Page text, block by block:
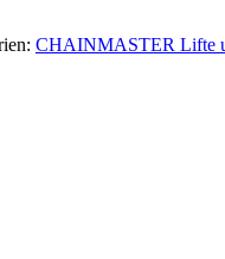
CHAINMASTER Lifte